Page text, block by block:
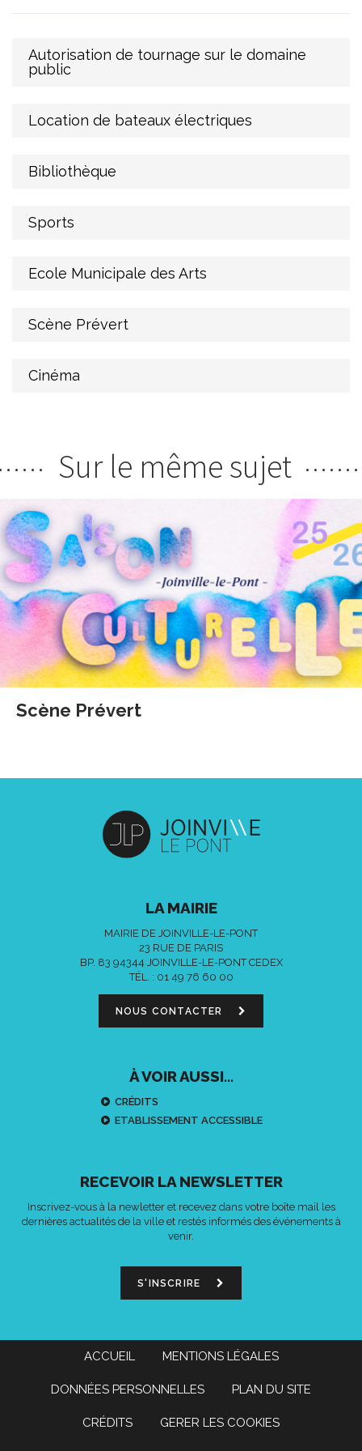
Autorisation de tournage sur le domaine
public
Location de bateaux électriques
Bibliothèque
Sports
Ecole Municipale des Arts
Scène Prévert
Cinéma
Sur le même sujet
Scène Prévert
LA MAIRIE
MAIRIE DE JOINVILLE-LE-PONT
23 RUE DE PARIS
BP. 83 94344 JOINVILLE-LE-PONT CEDEX
TÉL. : 01 49 76 60 00
NOUS CONTACTER
À VOIR AUSSI...
CRÉDITS
ETABLISSEMENT ACCESSIBLE
RECEVOIR LA NEWSLETTER
Inscrivez-vous à la newletter et recevez dans votre boîte mail les
dernières actualités de la ville et restés informés des événements à
venir.
S'INSCRIRE
ACCUEIL MENTIONS LÉGALES
DONNÉES PERSONNELLES PLAN DU SITE
CRÉDITS GERER LES COOKIES